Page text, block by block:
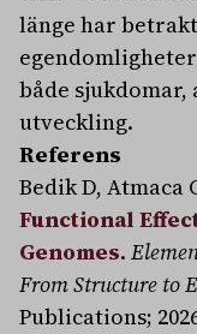
länge har
både
utveckling.
Referens
Bedik D, Atmaca
Functional
Genomes.
From Structure to
Publications;